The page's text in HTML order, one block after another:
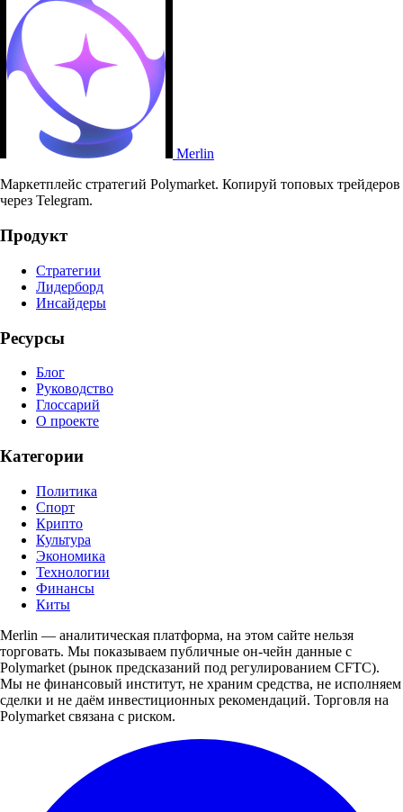
Merlin
Маркетплейс стратегий Polymarket. Копируй топовых трейдеров
через Telegram.
Продукт
Стратегии
Лидерборд
Инсайдеры
Ресурсы
Блог
Руководство
Глоссарий
О проекте
Категории
Политика
Спорт
Крипто
Культура
Экономика
Технологии
Финансы
Киты
Merlin — аналитическая платформа, на этом сайте нельзя
торговать. Мы показываем публичные он-чейн данные с
Polymarket (рынок предсказаний под регулированием CFTC).
Мы не финансовый институт, не храним средства, не исполняем
сделки и не даём инвестиционных рекомендаций. Торговля на
Polymarket связана с риском.